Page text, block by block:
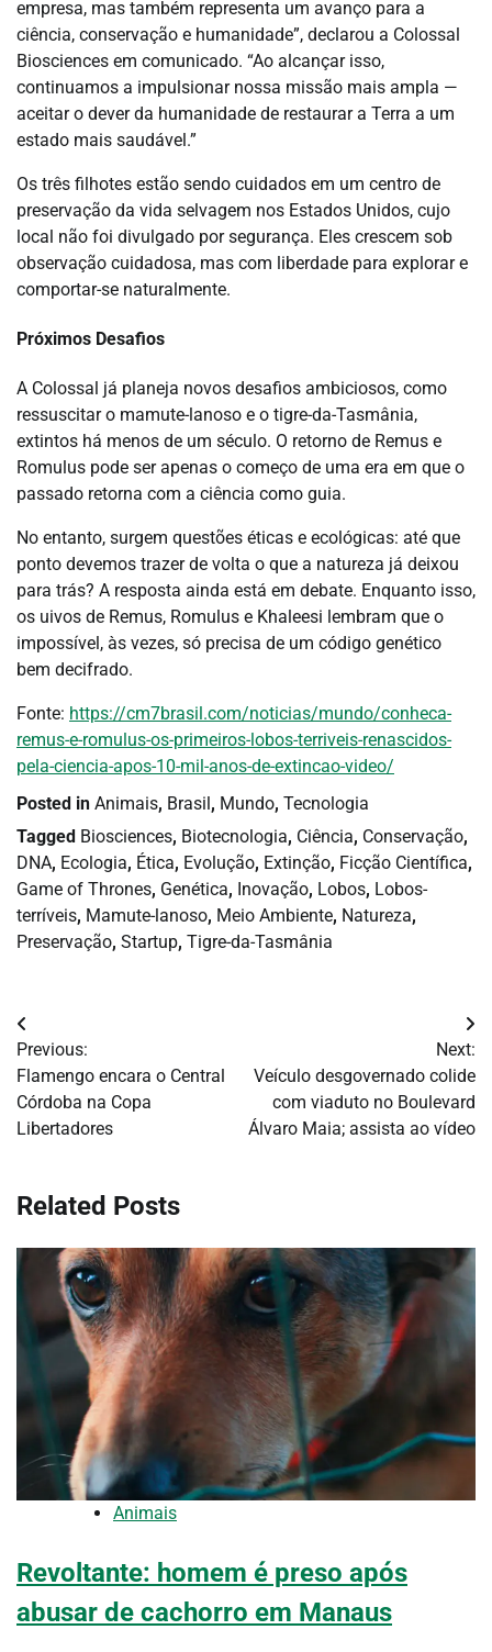
empresa, mas também representa um avanço para a
ciência, conservação e humanidade”, declarou a Colossal
Biosciences em comunicado. “Ao alcançar isso,
continuamos a impulsionar nossa missão mais ampla —
aceitar o dever da humanidade de restaurar a Terra a um
estado mais saudável.”
Os três filhotes estão sendo cuidados em um centro de
preservação da vida selvagem nos Estados Unidos, cujo
local não foi divulgado por segurança. Eles crescem sob
observação cuidadosa, mas com liberdade para explorar e
comportar-se naturalmente.
Próximos Desafios
A Colossal já planeja novos desafios ambiciosos, como
ressuscitar o mamute-lanoso e o tigre-da-Tasmânia,
extintos há menos de um século. O retorno de Remus e
Romulus pode ser apenas o começo de uma era em que o
passado retorna com a ciência como guia.
No entanto, surgem questões éticas e ecológicas: até que
ponto devemos trazer de volta o que a natureza já deixou
para trás? A resposta ainda está em debate. Enquanto isso,
os uivos de Remus, Romulus e Khaleesi lembram que o
impossível, às vezes, só precisa de um código genético
bem decifrado.
Fonte: https://cm7brasil.com/noticias/mundo/conheca-
remus-e-romulus-os-primeiros-lobos-terriveis-renascidos-
pela-ciencia-apos-10-mil-anos-de-extincao-video/
Posted in Animais, Brasil , Mundo, Tecnologia
Tagged Biosciences, Biotecnologia, Ciência, Conservação,
DNA, Ecologia, Ética, Evolução, Extinção, Ficção Científica,
Game of Thrones, Genética, Inovação, Lobos, Lobos-
terríveis, Mamute-lanoso, Meio Ambiente, Natureza,
Preservação, Startup, Tigre-da-Tasmânia
Navegação
de
Post
Previous:
Flamengo encara o Central
Córdoba na Copa
Libertadores
Next:
Veículo desgovernado colide
com viaduto no Boulevard
Álvaro Maia; assista ao vídeo
Related Posts
Animais
Revoltante: homem é preso após
abusar de cachorro em Manaus